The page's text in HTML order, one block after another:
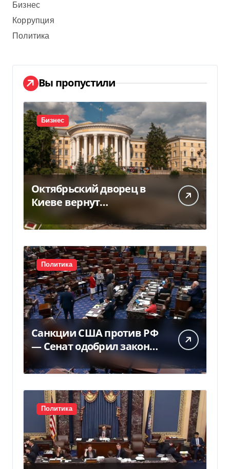
Бизнес
Коррупция
Политика
Вы пропустили
Бизнес
Октябрьский дворец в
Киеве вернут
государству — решение
суда — Delo.ua
Политика
Санкции США против РФ
— Сенат одобрил закон
Грема — Фокус
Политика